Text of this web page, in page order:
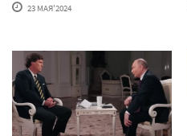
23 МАЯ'2024